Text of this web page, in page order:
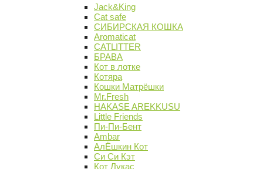
Jack&King
Cat safe
СИБИРСКАЯ КОШКА
Aromaticat
CATLITTER
БРАВА
Кот в лотке
Котяра
Кошки Матрёшки
Mr.Fresh
HAKASE AREKKUSU
Little Friends
Пи-Пи-Бент
Ambar
АлЁшкин Кот
Си Си Кэт
Кот Лукас